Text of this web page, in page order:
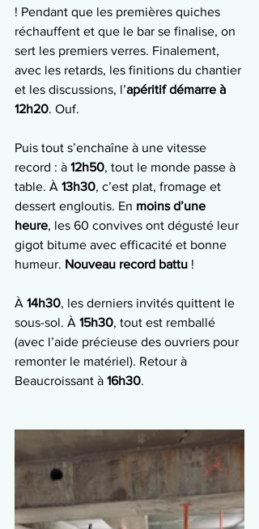
! Pendant que les premières quiches
réchauffent et que le bar se finalise, on
sert les premiers verres. Finalement,
avec les retards, les finitions du chantier
et les discussions, l’apéritif démarre à
12h20. Ouf.
Puis tout s’enchaîne à une vitesse
record : à 12h50, tout le monde passe à
table. À 13h30, c’est plat, fromage et
dessert engloutis. En moins d’une
heure, les 60 convives ont dégusté leur
gigot bitume avec efficacité et bonne
humeur. Nouveau record battu !
À 14h30, les derniers invités quittent le
sous-sol. À 15h30, tout est remballé
(avec l’aide précieuse des ouvriers pour
remonter le matériel). Retour à
Beaucroissant à 16h30.